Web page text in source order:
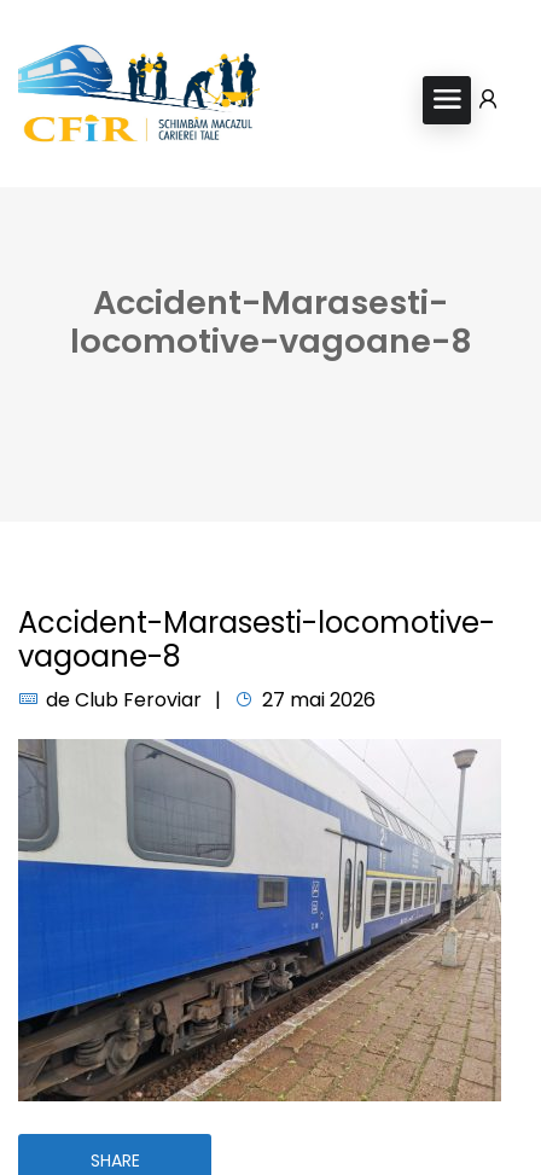
Accident-Marasesti-
locomotive-vagoane-8
Accident-Marasesti-locomotive-
vagoane-8
deClub Feroviar 27 mai 2026
SHARE